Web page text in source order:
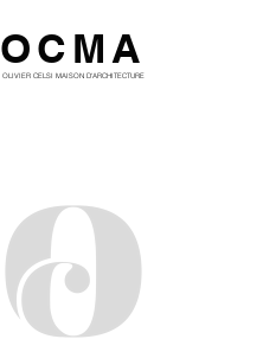
OCMA
OLIVIER CELSI MAISON D'ARCHITECTURE